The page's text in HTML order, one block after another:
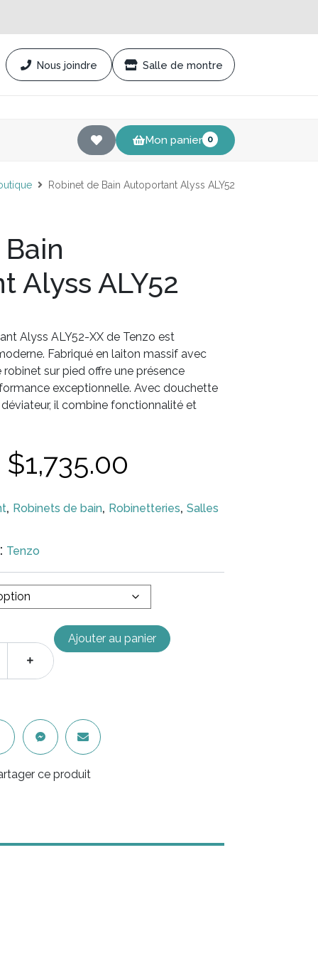
Nous joindre Salle de montre
Mon panier 0
Robinet de Bain Autoportant Alyss ALY52
Alyss ALY52
Alyss ALY52-XX de Tenzo est
Fabriqué en laiton massif avec
sur pied offre une présence
exceptionnelle. Avec douchette
il combine fonctionnalité et
$1,735.00
, Robinets de bain, Robinetteries, Salles
Tenzo
Ajouter au panier
ce produit